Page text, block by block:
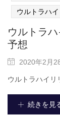
ウルトラハ
ウルトラ
予想
2020年2月
ウルトラハイリ
続きを見